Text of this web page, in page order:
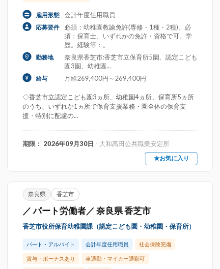
雇用形態 会計年度任用職員
応募要件
必須：幼稚園教諭免許(専修・1種・2種)、必
須：保育士、いずれかの免許・資格で可。学
歴。経験等：。
勤務地
奈良県香芝市:香芝市立保育所5園、認定こども
園3園、幼稚園...
給与 月給269,400円～269,400円
◇香芝市立認定こども園3ヵ所、幼稚園4ヵ所、保育所5ヵ所
のうち、いずれか1ヵ所で保育支援業務・園全体の保育支
援・特別に配慮の...
期限： 2026年09月30日 - 大和高田公共職業安定所
★お気に入り
奈良県 香芝市
／ パート労働者／ 奈良県 香芝市
香芝市役所保育幼稚園課（認定こども園・幼稚園・保育所）
パート・アルバイト 会計年度任用職員 社会保険完備
賞与・ボーナスあり 車通勤・マイカー通勤可